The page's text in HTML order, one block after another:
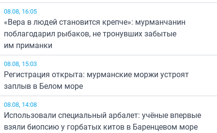
08.08, 16:05
«Вера в людей становится крепче»: мурманчанин
поблагодарил рыбаков, не тронувших забытые
им приманки
08.08, 15:03
Регистрация открыта: мурманские моржи устроят
заплыв в Белом море
08.08, 14:08
Использовали специальный арбалет: учёные впервые
взяли биопсию у горбатых китов в Баренцевом море